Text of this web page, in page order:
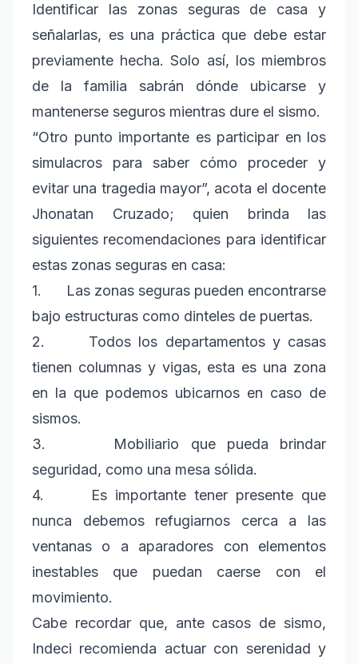
Identificar las zonas seguras de casa y
señalarlas, es una práctica que debe estar
previamente hecha. Solo así, los miembros
de la familia sabrán dónde ubicarse y
mantenerse seguros mientras dure el sismo.
“Otro punto importante es participar en los
simulacros para saber cómo proceder y
evitar una tragedia mayor”, acota el docente
Jhonatan Cruzado; quien brinda las
siguientes recomendaciones para identificar
estas zonas seguras en casa:
1. Las zonas seguras pueden encontrarse
bajo estructuras como dinteles de puertas.
2. Todos los departamentos y casas
tienen columnas y vigas, esta es una zona
en la que podemos ubicarnos en caso de
sismos.
3. Mobiliario que pueda brindar
seguridad, como una mesa sólida.
4. Es importante tener presente que
nunca debemos refugiarnos cerca a las
ventanas o a aparadores con elementos
inestables que puedan caerse con el
movimiento.
Cabe recordar que, ante casos de sismo,
Indeci recomienda actuar con serenidad y